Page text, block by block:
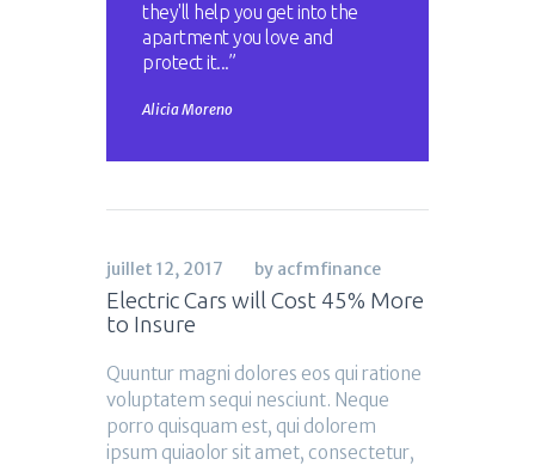
they'll help you get into the
apartment you love and
protect it...”
Alicia Moreno
juillet 12, 2017 by acfmfinance
Electric Cars will Cost 45% More
to Insure
Quuntur magni dolores eos qui ratione
voluptatem sequi nesciunt. Neque
porro quisquam est, qui dolorem
ipsum quiaolor sit amet, consectetur,